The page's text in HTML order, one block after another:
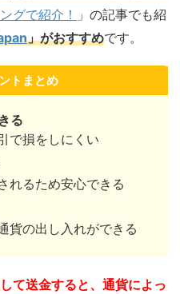
グで紹介！
」の記事でも紹
」がおすすめです。
トまとめ
る
で損をしにくい
れるため安心できる
貨の出し入れができる
て送金すると、通貨によっ